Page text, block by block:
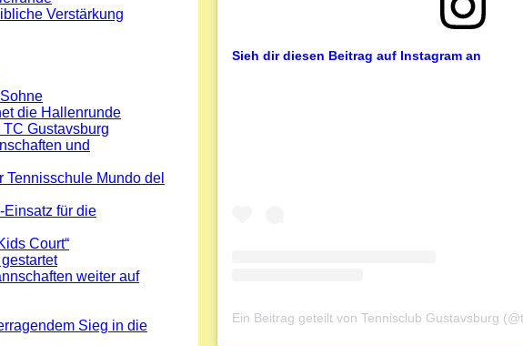
Verstärkung
die Hallenrunde
Gustavsburg
und
Tennisschule Mundo del
Einsatz für die
Court“
weiter auf
Sieg in die
Sieh dir diesen Beitrag auf Instagram an
Ein Beitrag geteilt von Tennisclub Gustavsburg